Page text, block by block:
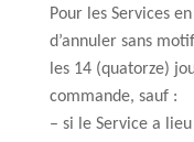
Pour les Services
d’annuler sans
les 14 (quatorze)
commande, sauf :
– si le Service a